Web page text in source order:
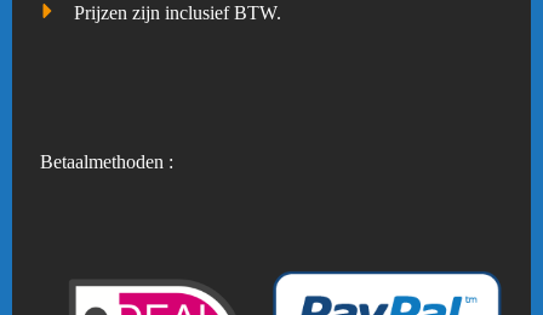
Prijzen zijn inclusief BTW.
Betaalmethoden :